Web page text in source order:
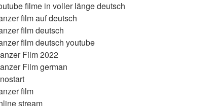
filme in voller länge deutsch
film auf deutsch
film deutsch
film deutsch youtube
Film 2022
Film german
film
stream